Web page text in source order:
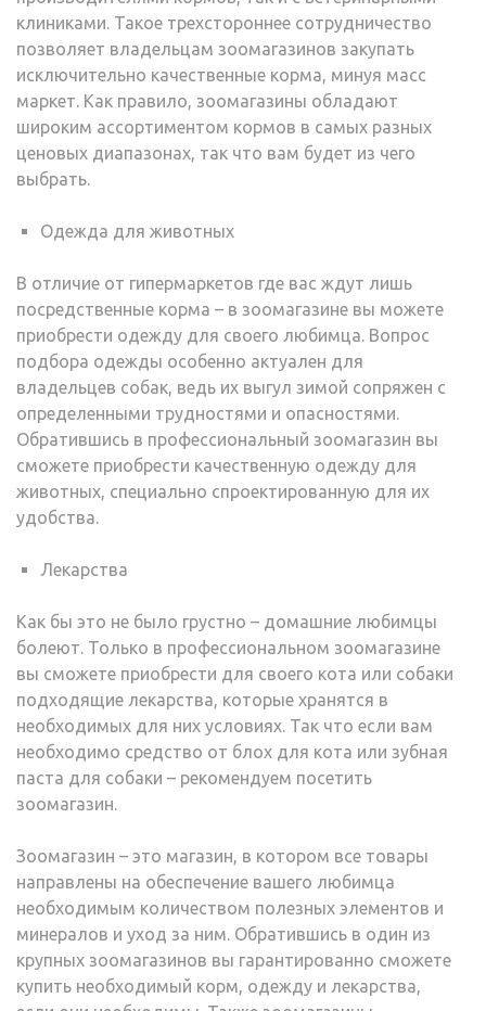
клиниками. Такое трехстороннее сотрудничество
позволяет владельцам зоомагазинов закупать
исключительно качественные корма, минуя масс
маркет. Как правило, зоомагазины обладают
широким ассортиментом кормов в самых разных
ценовых диапазонах, так что вам будет из чего
выбрать.
Одежда для животных
В отличие от гипермаркетов где вас ждут лишь
посредственные корма – в зоомагазине вы можете
приобрести одежду для своего любимца. Вопрос
подбора одежды особенно актуален для
владельцев собак, ведь их выгул зимой сопряжен с
определенными трудностями и опасностями.
Обратившись в профессиональный зоомагазин вы
сможете приобрести качественную одежду для
животных, специально спроектированную для их
удобства.
Лекарства
Как бы это не было грустно – домашние любимцы
болеют. Только в профессиональном зоомагазине
вы сможете приобрести для своего кота или собаки
подходящие лекарства, которые хранятся в
необходимых для них условиях. Так что если вам
необходимо средство от блох для кота или зубная
паста для собаки – рекомендуем посетить
зоомагазин.
Зоомагазин – это магазин, в котором все товары
направлены на обеспечение вашего любимца
необходимым количеством полезных элементов и
минералов и уход за ним. Обратившись в один из
крупных зоомагазинов вы гарантированно сможете
купить необходимый корм, одежду и лекарства,